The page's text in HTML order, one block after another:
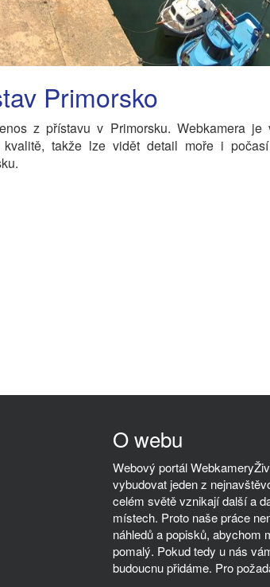
Primorsko
z přístavu v Primorsku. Webkamera je
kvalitě, takže lze vidět detail moře i
O webu
Webový portál
vybudovat jeden z
celém světě vznikají další a
místech. Proto naše práce
náhledů a popisků, abychom
pomalý. Pokud tedy u nás
budoucnu přidáme. Pro